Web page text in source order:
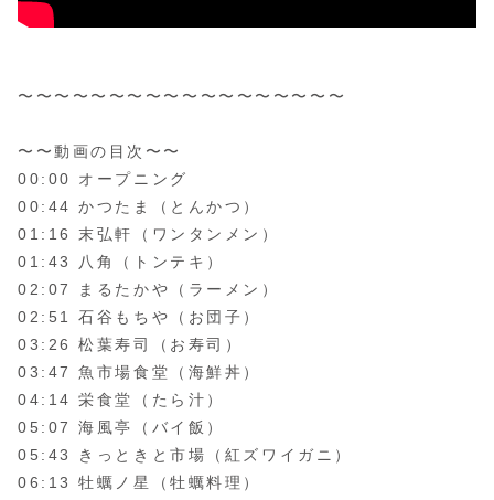
〜〜〜〜〜〜〜〜〜〜〜〜〜〜〜〜〜〜
〜〜動画の目次〜〜
00:00 オープニング
00:44 かつたま（とんかつ）
01:16 末弘軒（ワンタンメン）
01:43 八角（トンテキ）
02:07 まるたかや（ラーメン）
02:51 石谷もちや（お団子）
03:26 松葉寿司（お寿司）
03:47 魚市場食堂（海鮮丼）
04:14 栄食堂（たら汁）
05:07 海風亭（バイ飯）
05:43 きっときと市場（紅ズワイガニ）
06:13 牡蠣ノ星（牡蠣料理）